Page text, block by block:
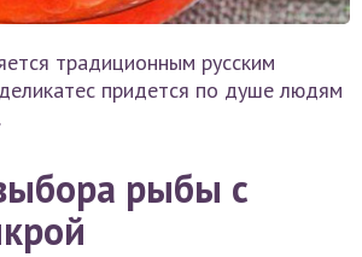
традиционным русским
придется по душе людям
рыбы с